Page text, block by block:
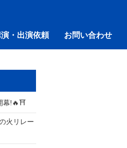
・出演依頼 お問い合わせ
幕!🔥⛩️
火リレー